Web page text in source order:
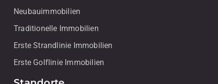
Neubauimmobilien
Traditionelle Immobilien
Erste Strandlinie Immobilien
Erste Golflinie Immobilien